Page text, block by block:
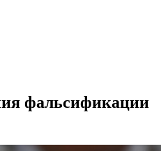
фальсификации